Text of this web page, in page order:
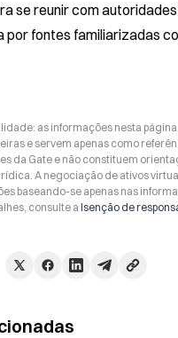
se reunir com
por fontes familiarizadas
as informações nesta
e servem apenas como
da Gate e não constituem
A negociação de ativos
baseando-se apenas nas
consulte a Isenção de